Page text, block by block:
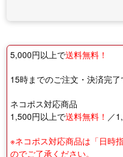
5,000円以上で送料無料！
15時までのご注文・決済完了
ネコポス対応商品
1,500円以上で送料無料！ ／
※ネコポス対応商品は「日時
のでご了承ください。